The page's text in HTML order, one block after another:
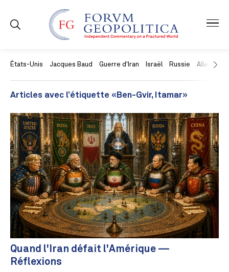
États-Unis Jacques Baud Guerre d'Iran Israël Russie Allemagne
Articles avec l’étiquette «Ben-Gvir, Itamar»
Quand l'Iran défait l'Amérique —
Réflexions